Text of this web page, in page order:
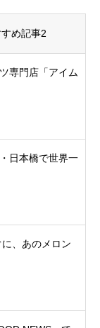
め記事2
専門店「アイム
日本橋で世界一
、あのメロン